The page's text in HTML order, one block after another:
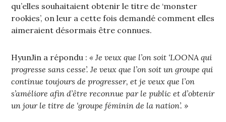
qu’elles souhaitaient obtenir le titre de ‘monster
rookies’, on leur a cette fois demandé comment elles
aimeraient désormais être connues.
HyunJin a répondu :« Je veux que l’on soit ‘LOONA qui
progresse sans cesse’. Je veux que l’on soit un groupe qui
continue toujours de progresser, et je veux que l’on
s’améliore afin d’être reconnue par le public et d’obtenir
un jour le titre de ‘groupe féminin de la nation’. »